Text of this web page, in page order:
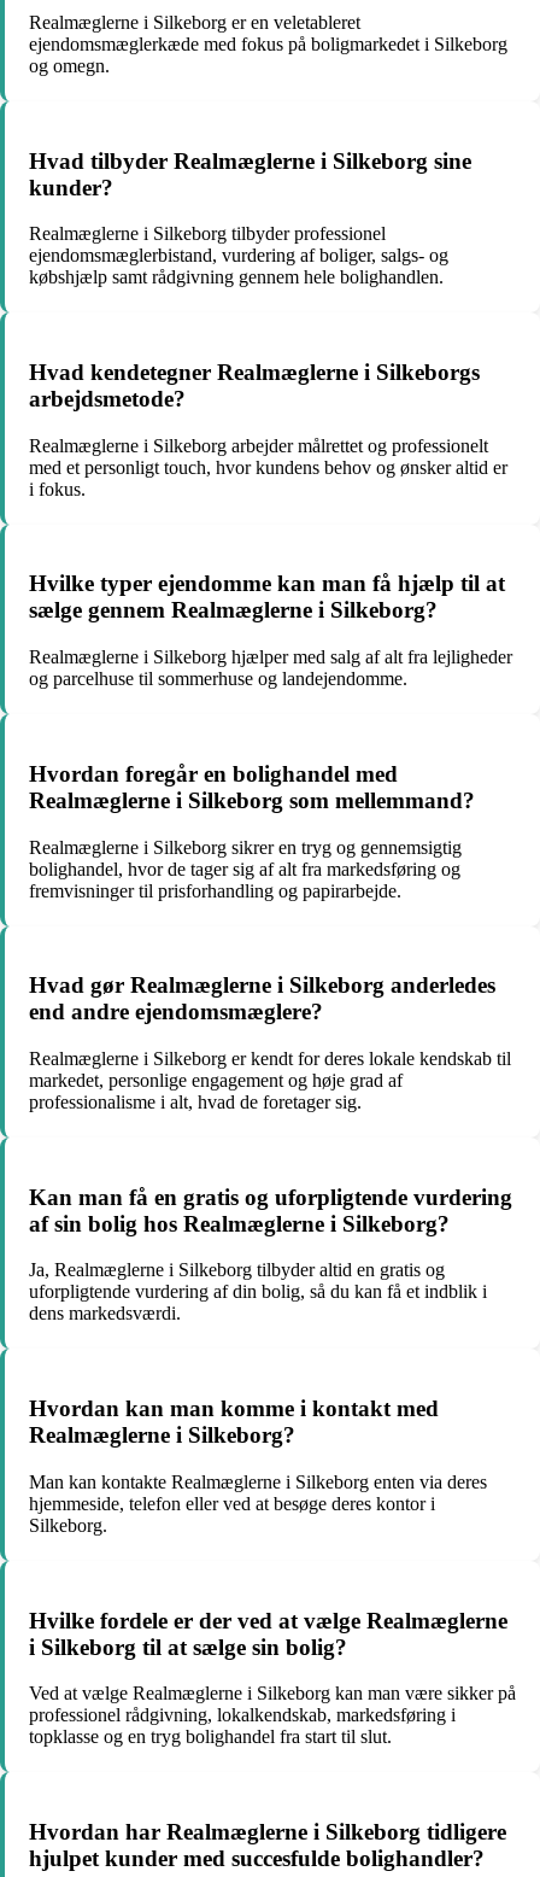
Realmæglerne i Silkeborg er en veletableret
ejendomsmæglerkæde med fokus på boligmarkedet i Silkeborg
og omegn.
Hvad tilbyder Realmæglerne i Silkeborg sine
kunder?
Realmæglerne i Silkeborg tilbyder professionel
ejendomsmæglerbistand, vurdering af boliger, salgs- og
købshjælp samt rådgivning gennem hele bolighandlen.
Hvad kendetegner Realmæglerne i Silkeborgs
arbejdsmetode?
Realmæglerne i Silkeborg arbejder målrettet og professionelt
med et personligt touch, hvor kundens behov og ønsker altid er
i fokus.
Hvilke typer ejendomme kan man få hjælp til at
sælge gennem Realmæglerne i Silkeborg?
Realmæglerne i Silkeborg hjælper med salg af alt fra lejligheder
og parcelhuse til sommerhuse og landejendomme.
Hvordan foregår en bolighandel med
Realmæglerne i Silkeborg som mellemmand?
Realmæglerne i Silkeborg sikrer en tryg og gennemsigtig
bolighandel, hvor de tager sig af alt fra markedsføring og
fremvisninger til prisforhandling og papirarbejde.
Hvad gør Realmæglerne i Silkeborg anderledes
end andre ejendomsmæglere?
Realmæglerne i Silkeborg er kendt for deres lokale kendskab til
markedet, personlige engagement og høje grad af
professionalisme i alt, hvad de foretager sig.
Kan man få en gratis og uforpligtende vurdering
af sin bolig hos Realmæglerne i Silkeborg?
Ja, Realmæglerne i Silkeborg tilbyder altid en gratis og
uforpligtende vurdering af din bolig, så du kan få et indblik i
dens markedsværdi.
Hvordan kan man komme i kontakt med
Realmæglerne i Silkeborg?
Man kan kontakte Realmæglerne i Silkeborg enten via deres
hjemmeside, telefon eller ved at besøge deres kontor i
Silkeborg.
Hvilke fordele er der ved at vælge Realmæglerne
i Silkeborg til at sælge sin bolig?
Ved at vælge Realmæglerne i Silkeborg kan man være sikker på
professionel rådgivning, lokalkendskab, markedsføring i
topklasse og en tryg bolighandel fra start til slut.
Hvordan har Realmæglerne i Silkeborg tidligere
hjulpet kunder med succesfulde bolighandler?